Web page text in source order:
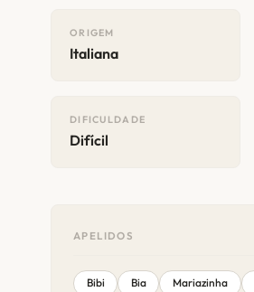
ORIGEM
Italiana
DIFICULDADE
Difícil
APELIDOS
Bibi Bia Mariazinha